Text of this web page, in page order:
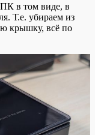
в том виде, в
Т.е. убираем из
крышку, всё по